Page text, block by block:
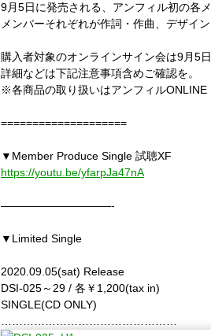
9月5日に発売される、アンフィル初の各
メンバーそれぞれが作詞・作曲、デザイ
購入者対象のオンラインサイン会は9月5
詳細などは下記注意事項含めご確認を。
※各商品の取り扱いはアンフィルONLINE
====================
▼ Member Produce Single 試聴XF
https://youtu.be/yfarpJa47nA
——————————-
▼ Limited Single
2020.09.05(sat) Release
DSI-025～ 29 / 各￥ 1,200(tax in)
SINGLE(CD ONLY)